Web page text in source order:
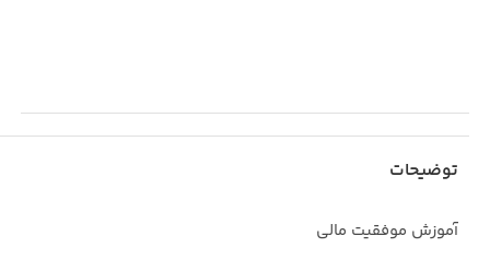
توضیحات
آموزش موفقیت مالی